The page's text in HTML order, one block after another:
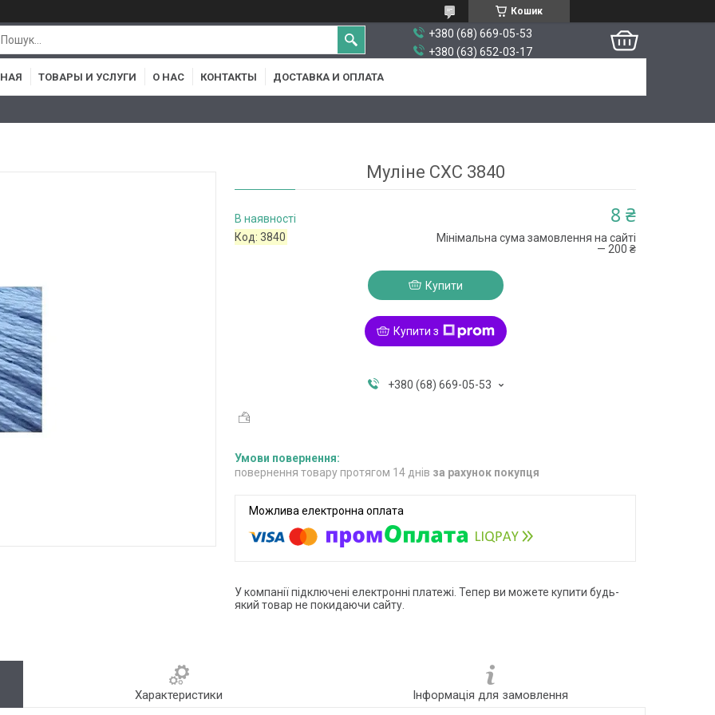
Кошик
+380 (68) 669-05-53
+380 (63) 652-03-17
ТОВАРЫ И УСЛУГИ О НАС КОНТАКТЫ ДОСТАВКА И ОПЛАТА
Муліне СХС 3840
В наявності
Код:3840
8 ₴
Мінімальна сума замовлення на сайті
— 200 ₴
Купити
Купити з
+380 (68) 669-05-53
повернення товару протягом 14 днів за рахунок покупця
У компанії підключені електронні платежі. Тепер ви можете купити будь-
який товар не покидаючи сайту.
Характеристики Інформація для замовлення